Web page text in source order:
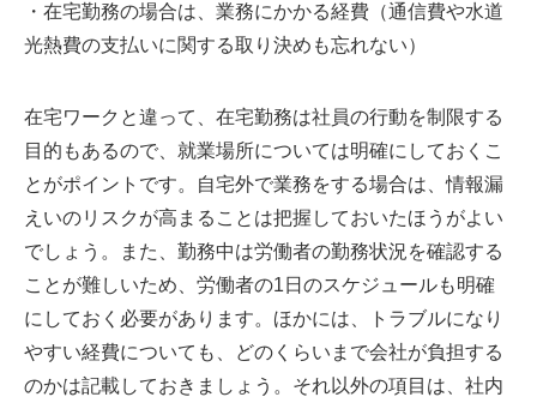
・在宅勤務の場合は、業務にかかる経費（通信費や水道
光熱費の支払いに関する取り決めも忘れない）
在宅ワークと違って、在宅勤務は社員の行動を制限する
目的もあるので、就業場所については明確にしておくこ
とがポイントです。自宅外で業務をする場合は、情報漏
えいのリスクが高まることは把握しておいたほうがよい
でしょう。また、勤務中は労働者の勤務状況を確認する
ことが難しいため、労働者の1日のスケジュールも明確
にしておく必要があります。ほかには、トラブルになり
やすい経費についても、どのくらいまで会社が負担する
のかは記載しておきましょう。それ以外の項目は、社内